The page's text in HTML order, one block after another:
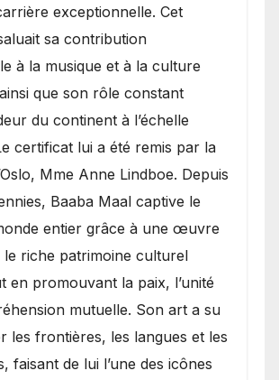
exceptionnelle. Cet
sa contribution
à la musique et à la culture
que son rôle constant
du continent à l’échelle
certificat lui a été remis par la
Mme Anne Lindboe. Depuis
Baaba Maal captive le
entier grâce à une œuvre
le riche patrimoine culturel
en promouvant la paix, l’unité
mutuelle. Son art a su
les frontières, les langues et les
faisant de lui l’une des icônes